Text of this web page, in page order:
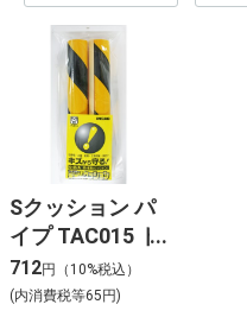
Sクッション パ
イプ TAC015 ト
ラ
46×26×300MM
712円（10%税込）
(内消費税等65円)